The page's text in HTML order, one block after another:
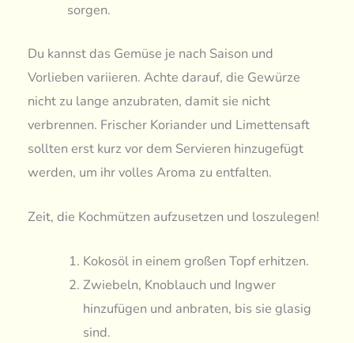
sorgen.
Du kannst das Gemüse je nach Saison und
Vorlieben variieren. Achte darauf, die Gewürze
nicht zu lange anzubraten, damit sie nicht
verbrennen. Frischer Koriander und Limettensaft
sollten erst kurz vor dem Servieren hinzugefügt
werden, um ihr volles Aroma zu entfalten.
Zeit, die Kochmützen aufzusetzen und loszulegen!
Kokosöl in einem großen Topf erhitzen.
Zwiebeln, Knoblauch und Ingwer
hinzufügen und anbraten, bis sie glasig
sind.